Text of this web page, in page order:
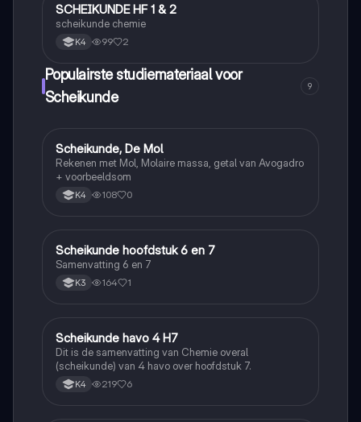
Scheikunde
SCHEIKUNDE HF 1 & 2
scheikunde chemie
K4 99 2
Populairste studiemateriaal voor
Scheikunde
9
Scheikunde
Scheikunde, De Mol
Rekenen met Mol, Molaire massa, getal van Avogadro
+ voorbeeldsom
K4 108 0
Scheikunde
Scheikunde hoofdstuk 6 en 7
Samenvatting 6 en 7
K3 164 1
Scheikunde
Scheikunde havo 4 H7
Dit is de samenvatting van Chemie overal
(scheikunde) van 4 havo over hoofdstuk 7.
K4 219 6